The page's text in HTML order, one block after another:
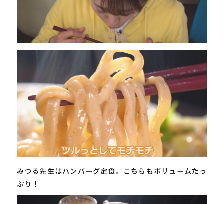
みつる先生はハンバーグ定食。こちらもボリュームたっ
ぷり！